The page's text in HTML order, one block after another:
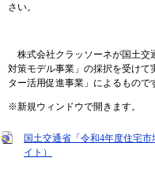
さい。
株式会社クラッソーネが国土交
対策モデル事業」の採択を受け
ター活用促進事業」によるもので
※新規ウィンドウで開きます。
国土交通省「令和4年度住宅
イト）